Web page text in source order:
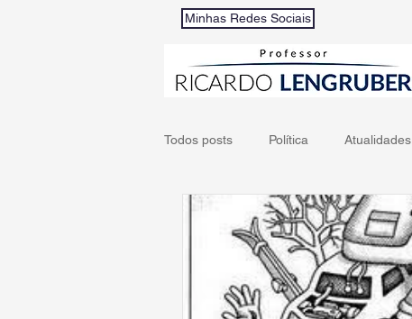
Minhas Redes Sociais
Todos posts Política Atualidades